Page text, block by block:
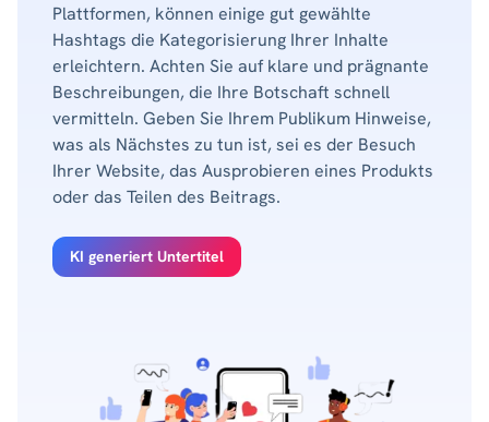
Plattformen, können einige gut gewählte
Hashtags die Kategorisierung Ihrer Inhalte
erleichtern. Achten Sie auf klare und prägnante
Beschreibungen, die Ihre Botschaft schnell
vermitteln. Geben Sie Ihrem Publikum Hinweise,
was als Nächstes zu tun ist, sei es der Besuch
Ihrer Website, das Ausprobieren eines Produkts
oder das Teilen des Beitrags.
KI generiert Untertitel